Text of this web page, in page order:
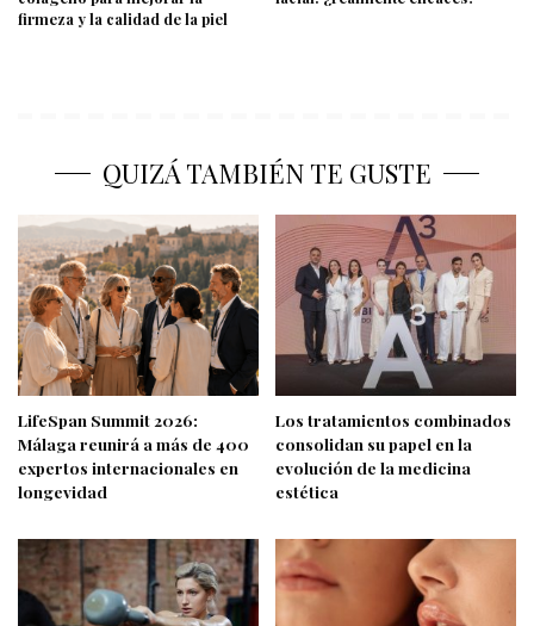
firmeza y la calidad de la piel
QUIZÁ TAMBIÉN TE GUSTE
LifeSpan Summit 2026:
Málaga reunirá a más de 400
expertos internacionales en
longevidad
Los tratamientos combinados
consolidan su papel en la
evolución de la medicina
estética